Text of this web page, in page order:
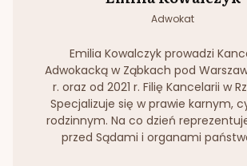
Adwokat
Emilia Kowalczyk prowadzi
Adwokacką w Ząbkach pod
r. oraz od 2021 r. Filię Kancelarii w
Specjalizuje się w prawie karnym,
rodzinnym. Na co dzień
przed Sądami i organami